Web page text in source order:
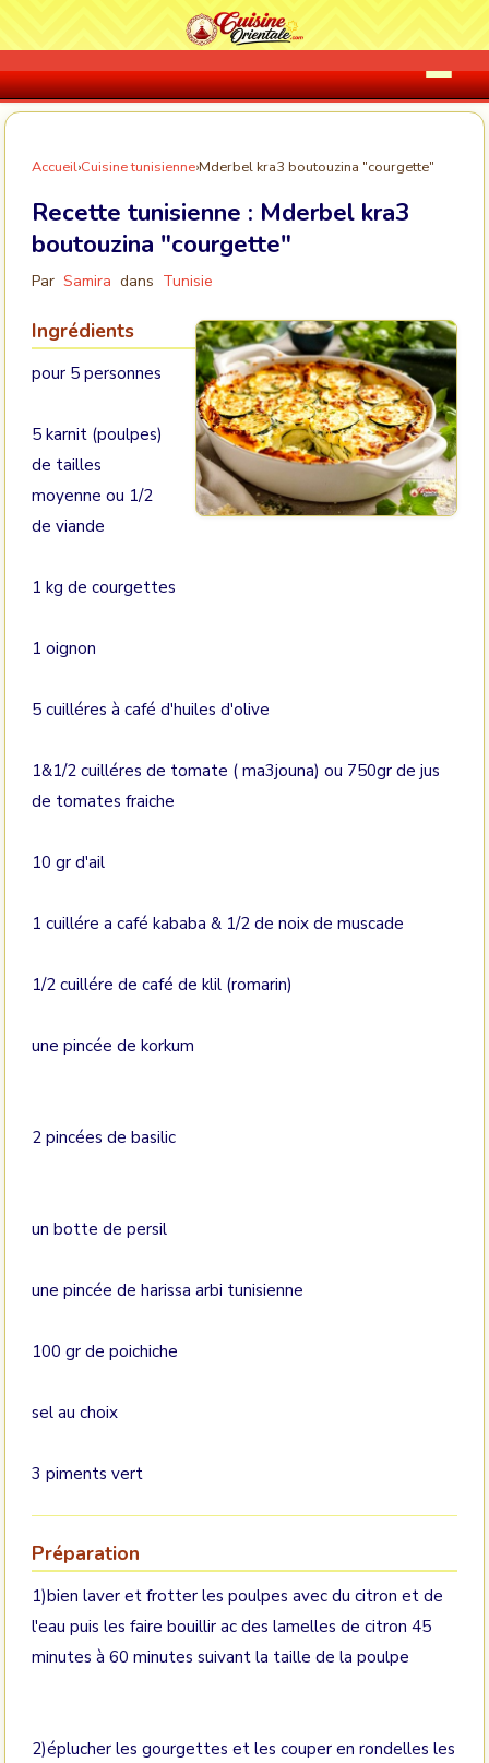
Accueil›Cuisine tunisienne›Mderbel kra3 boutouzina "courgette"
Recette tunisienne : Mderbel kra3
boutouzina "courgette"
Par Samira dans Tunisie
Ingrédients
pour 5 personnes
5 karnit (poulpes)
de tailles
moyenne ou 1/2
de viande
1 kg de courgettes
1 oignon
5 cuilléres à café d'huiles d'olive
1&1/2 cuilléres de tomate ( ma3jouna) ou 750gr de jus
de tomates fraiche
10 gr d'ail
1 cuillére a café kababa & 1/2 de noix de muscade
1/2 cuillére de café de klil (romarin)
une pincée de korkum
2 pincées de basilic
un botte de persil
une pincée de harissa arbi tunisienne
100 gr de poichiche
sel au choix
3 piments vert
Préparation
1)bien laver et frotter les poulpes avec du citron et de
l'eau puis les faire bouillir ac des lamelles de citron 45
minutes à 60 minutes suivant la taille de la poulpe
2)éplucher les gourgettes et les couper en rondelles les